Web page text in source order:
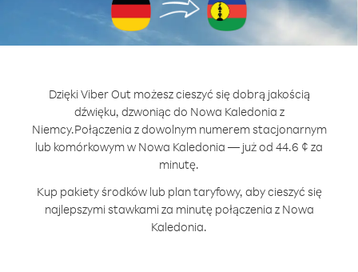
Dzięki Viber Out możesz cieszyć się dobrą jakością
dźwięku, dzwoniąc do Nowa Kaledonia z
Niemcy.Połączenia z dowolnym numerem stacjonarnym
lub komórkowym w Nowa Kaledonia — już od 44.6 ¢ za
minutę.
Kup pakiety środków lub plan taryfowy, aby cieszyć się
najlepszymi stawkami za minutę połączenia z Nowa
Kaledonia.